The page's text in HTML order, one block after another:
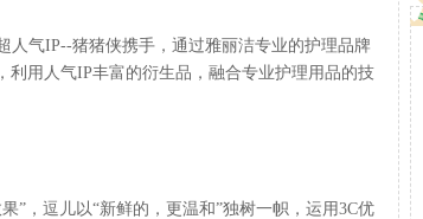
人气IP--猪猪侠携手，通过雅丽洁专业的护理品牌
用人气IP丰富的衍生品，融合专业护理用品的技
”，逗儿以“新鲜的，更温和”独树一帜，运用3C优